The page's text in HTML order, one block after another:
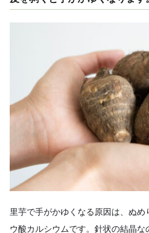
里芋で手がかゆくなる原因は、ぬめ
ウ酸カルシウムです。針状の結晶